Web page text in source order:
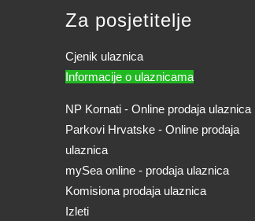
Za posjetitelje
Cjenik ulaznica
Informacije o ulaznicama
NP Kornati - Online prodaja ulaznica
Parkovi Hrvatske - Online prodaja
ulaznica
mySea online - prodaja ulaznica
Komisiona prodaja ulaznica
Izleti